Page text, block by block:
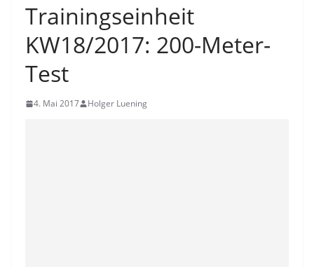
Trainingseinheit
KW18/2017: 200-Meter-
Test
4. Mai 2017 Holger Luening